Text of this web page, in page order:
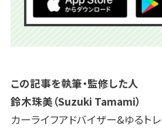
この記事を執筆・監修した人
鈴木珠美（Suzuki Tamami）
カーライフアドバイザー&ゆるト